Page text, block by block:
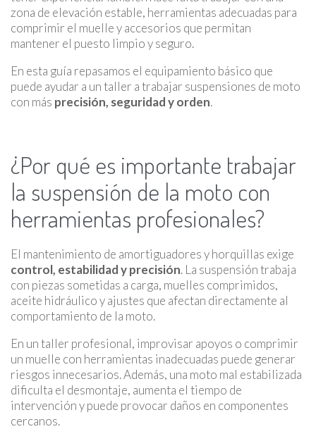
zona de elevación estable, herramientas adecuadas para
comprimir el muelle y accesorios que permitan
mantener el puesto limpio y seguro.
En esta guía repasamos el equipamiento básico que
puede ayudar a un taller a trabajar suspensiones de moto
con más precisión, seguridad y orden.
¿Por qué es importante trabajar
la suspensión de la moto con
herramientas profesionales?
El mantenimiento de amortiguadores y horquillas exige
control, estabilidad y precisión. La suspensión trabaja
con piezas sometidas a carga, muelles comprimidos,
aceite hidráulico y ajustes que afectan directamente al
comportamiento de la moto.
En un taller profesional, improvisar apoyos o comprimir
un muelle con herramientas inadecuadas puede generar
riesgos innecesarios. Además, una moto mal estabilizada
dificulta el desmontaje, aumenta el tiempo de
intervención y puede provocar daños en componentes
cercanos.